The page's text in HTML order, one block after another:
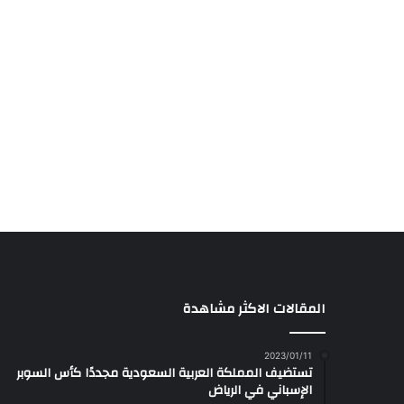
المقالات الاكثر مشاهدة
2023/01/11
تستضيف المملكة العربية السعودية مجددًا كأس السوبر
الإسباني في الرياض